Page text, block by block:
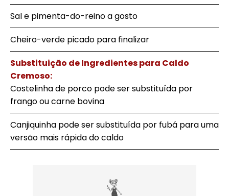
Sal e pimenta-do-reino a gosto
Cheiro-verde picado para finalizar
Substituição de Ingredientes para Caldo
Cremoso:
Costelinha de porco pode ser substituída por
frango ou carne bovina
Canjiquinha pode ser substituída por fubá para uma
versão mais rápida do caldo